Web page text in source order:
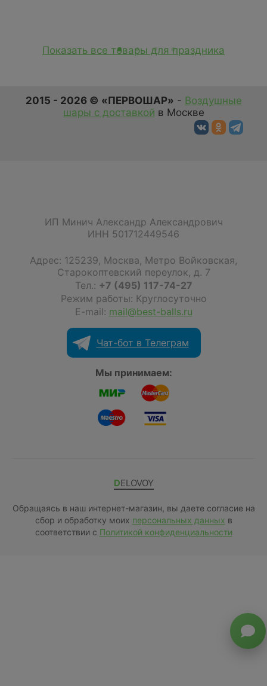
Показать все товары для праздника
2015 - 2026 © «ПЕРВОШАР» - Воздушные
шары с доставкой в Москве
ИП Минич Александр Александрович
ИНН 501712449546
Адрес: 125239, Москва, Метро Войковская,
Старокоптевский переулок, д. 7
Тел.: +7 (495) 117-74-27
Режим работы: Круглосуточно
E-mail: mail@best-balls.ru
Чат-бот в Телеграм
Мы принимаем:
DELOVOY
Обращаясь в наш интернет-магазин, вы даете согласие на
сбор и обработку моих персональных данных в
соответствии с Политикой конфиденциальности